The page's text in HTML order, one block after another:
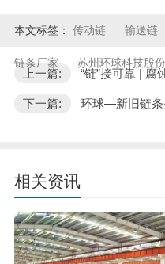
本文标签： 传动链 输送链
链条厂家 苏州环球科技股
上一篇: “链”接可靠 | 腐
下一篇: 环球—新旧链条
相关资讯